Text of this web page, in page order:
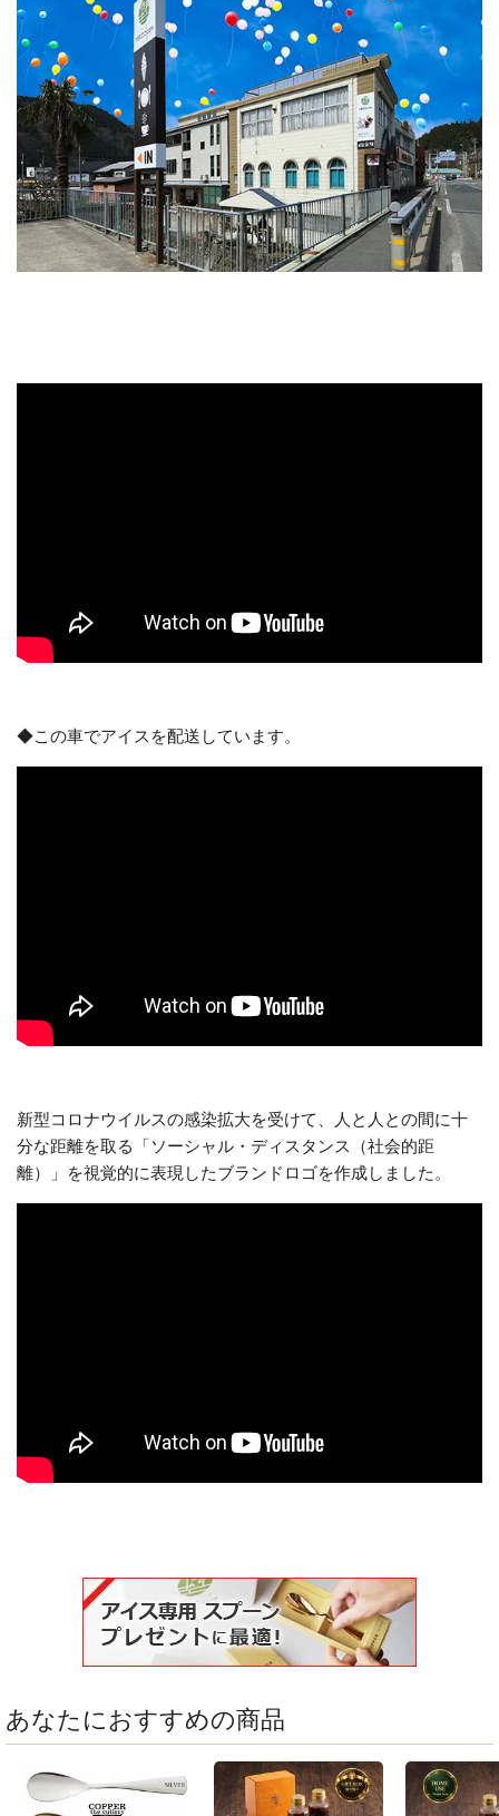
◆この車でアイスを配送しています。
新型コロナウイルスの感染拡大を受けて、人と人との間に十
分な距離を取る「ソーシャル・ディスタンス（社会的距
離）」を視覚的に表現したブランドロゴを作成しました。
あなたにおすすめの商品